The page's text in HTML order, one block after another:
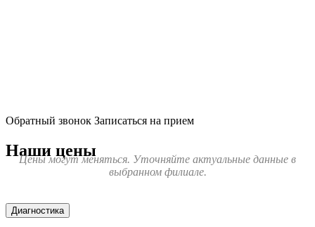
Обратный звонок Записаться на прием
Наши цены
Цены могут меняться. Уточняйте актуальные данные в
выбранном филиале.
Диагностика